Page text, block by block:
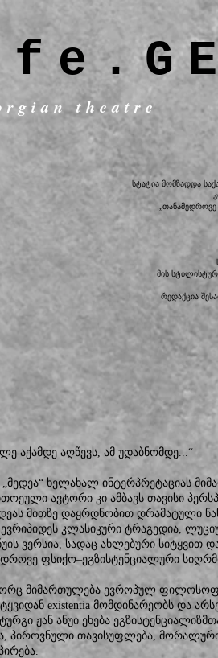
theatre
სტატია მომზადდა
მის
რედაქცია
აქამდე აღწევს, ამ უდაბნომდე...“
ხელახალ ინტერპრეტაციას
ავტორი კი ამბავს თავისი
მითზე დაყრდნობით დრამატული
კლასიკური ტრაგედია,
ვერსია, სადაც ახლებური სიტყვით
ფსიქო–ეგზისტენციალური
მიმართულება ევროპულ
existentia მომდინარეობს და
ჟან ანუი ეხება
პიროვნული თავისუფლება, მორალური